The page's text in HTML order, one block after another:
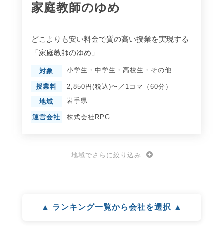
家庭教師のゆめ
どこよりも安い料金で質の高い授業を実現する
「家庭教師のゆめ」
対象 小学生 ・ 中学生 ・ 高校生 ・ その他
授業料 2,850円(税込)〜／1コマ（60分）
地域 岩手県
運営会社 株式会社RPG
地域でさらに絞り込み
▲ ランキング一覧から会社を選択 ▲